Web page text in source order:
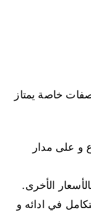
خاصة يمتاز
و على مدار
الأخرى.
في ادائه و